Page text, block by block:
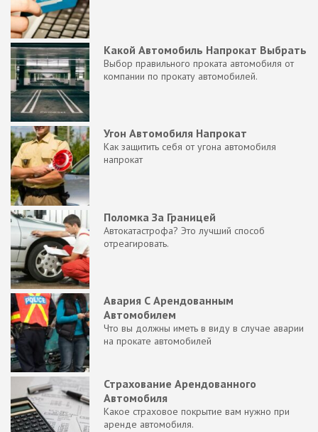
Какой Автомобиль Напрокат Выбрать
Выбор правильного проката автомобиля от
компании по прокату автомобилей.
Угон Автомобиля Напрокат
Как защитить себя от угона автомобиля
напрокат
Поломка За Границей
Автокатастрофа? Это лучший способ
отреагировать.
Авария С Арендованным
Автомобилем
Что вы должны иметь в виду в случае аварии
на прокате автомобилей
Страхование Арендованного
Автомобиля
Какое страховое покрытие вам нужно при
аренде автомобиля.